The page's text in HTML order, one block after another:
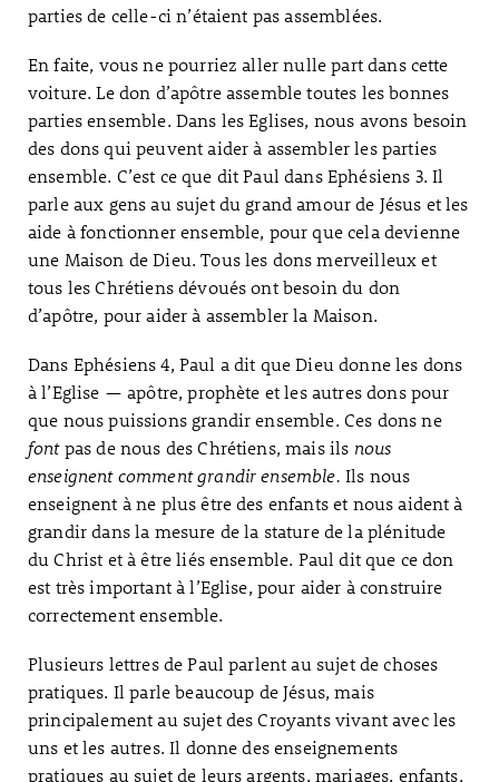
parties de celle-ci n’étaient pas assemblées.
En faite, vous ne pourriez aller nulle part dans cette
voiture. Le don d’apôtre assemble toutes les bonnes
parties ensemble. Dans les Eglises, nous avons besoin
des dons qui peuvent aider à assembler les parties
ensemble. C’est ce que dit Paul dans Ephésiens 3. Il
parle aux gens au sujet du grand amour de Jésus et les
aide à fonctionner ensemble, pour que cela devienne
une Maison de Dieu. Tous les dons merveilleux et
tous les Chrétiens dévoués ont besoin du don
d’apôtre, pour aider à assembler la Maison.
Dans Ephésiens 4, Paul a dit que Dieu donne les dons
à l’Eglise — apôtre, prophète et les autres dons pour
que nous puissions grandir ensemble. Ces dons ne
fontpas de nous des Chrétiens, mais ils nous
enseignent comment grandir ensemble. Ils nous
enseignent à ne plus être des enfants et nous aident à
grandir dans la mesure de la stature de la plénitude
du Christ et à être liés ensemble. Paul dit que ce don
est très important à l’Eglise, pour aider à construire
correctement ensemble.
Plusieurs lettres de Paul parlent au sujet de choses
pratiques. Il parle beaucoup de Jésus, mais
principalement au sujet des Croyants vivant avec les
uns et les autres. Il donne des enseignements
pratiques au sujet de leurs argents, mariages, enfants,